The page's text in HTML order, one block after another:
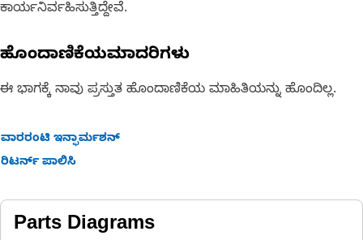
ಕಾರ್ಯನಿರ್ವಹಿಸುತ್ತಿದ್ದೇವೆ.
ಹೊಂದಾಣಿಕೆಯಮಾದರಿಗಳು
ಈ ಭಾಗಕ್ಕೆ ನಾವು ಪ್ರಸ್ತುತ ಹೊಂದಾಣಿಕೆಯ ಮಾಹಿತಿಯನ್ನು ಹೊಂದಿಲ್ಲ.
ವಾರರಂಟಿ ಇನ್ಫಾರ್ಮಶನ್
ರಿಟರ್ನ್ ಪಾಲಿಸಿ
Parts Diagrams